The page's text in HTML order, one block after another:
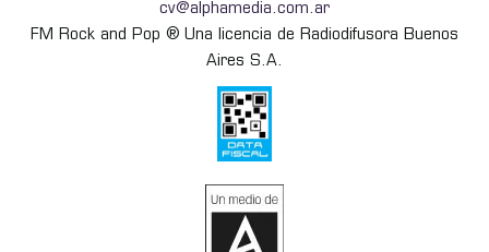
cv@alphamedia.com.ar
FM Rock and Pop ® Una licencia de Radiodifusora Buenos
Aires S.A.